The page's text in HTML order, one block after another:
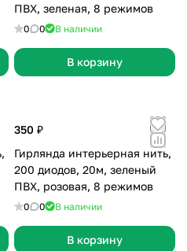
ПВХ, зеленая, 8 режимов
0 0 В наличии
В корзину
350 ₽
Гирлянда интерьерная нить,
200 диодов, 20м, зеленый
ПВХ, розовая, 8 режимов
0 0 В наличии
В корзину